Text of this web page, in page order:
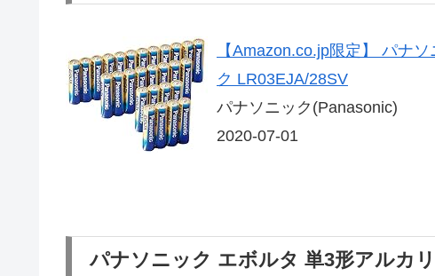
【Amazon.co.jp限定】 パナ
ク LR03EJA/28SV
パナソニック(Panasonic)
2020-07-01
パナソニック エボルタ 単3形アルカ